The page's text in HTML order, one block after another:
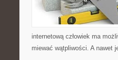
internetową człowiek ma
miewać wątpliwości. A